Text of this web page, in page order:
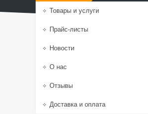
Товары и услуги
Прайс-листы
Новости
О нас
Отзывы
Доставка и оплата